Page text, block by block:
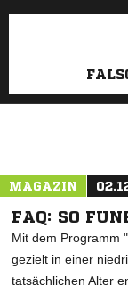
MAGAZIN
FAQ: SO
Mit dem Programm
gezielt in einer
tatsächlichen Alter